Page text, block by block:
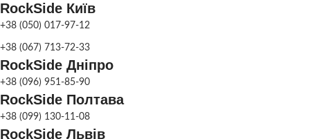
RockSide Київ
+38 (050) 017-97-12
+38 (067) 713-72-33
RockSide Дніпро
+38 (096) 951-85-90
RockSide Полтава
+38 (099) 130-11-08
RockSide Львів